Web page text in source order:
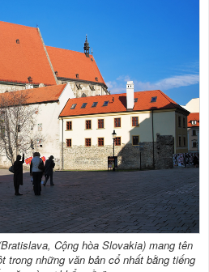
Cộng hòa Slovakia) mang tên
trong những văn bản cổ nhất bằng tiếng